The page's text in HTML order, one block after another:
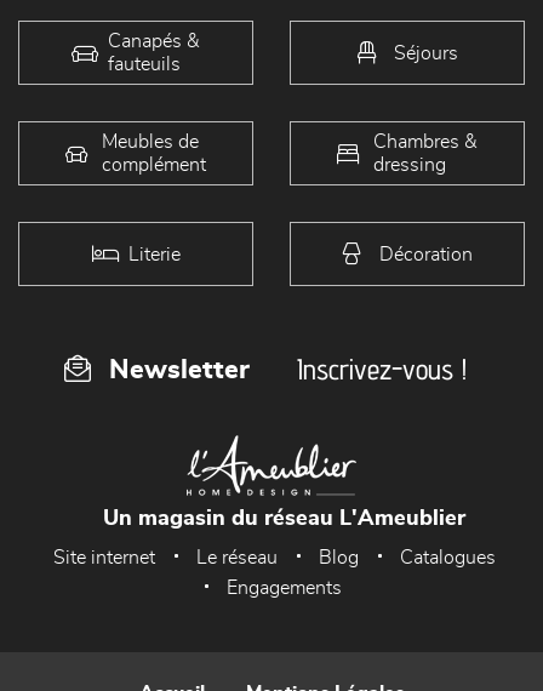
Canapés &
fauteuils
Séjours
Meubles de
complément
Chambres &
dressing
Literie Décoration
Newsletter Inscrivez-vous !
Un magasin du réseau L'Ameublier
Site internet Le réseau Blog
Catalogues
Engagements